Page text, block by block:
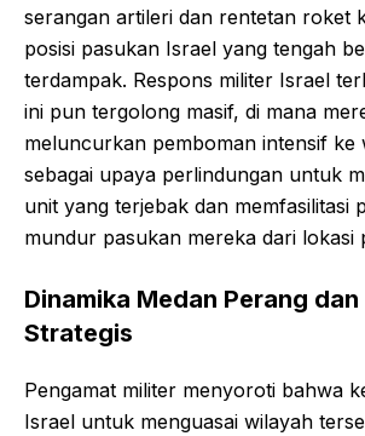
serangan artileri dan rentetan roket
posisi pasukan Israel yang tengah
terdampak. Respons militer Israel
ini pun tergolong masif, di mana
meluncurkan pemboman intensif ke
sebagai upaya perlindungan untuk
unit yang terjebak dan memfasilitasi
mundur pasukan mereka dari lokasi
Dinamika Medan Perang
Strategis
Pengamat militer menyoroti bahwa
Israel untuk menguasai wilayah